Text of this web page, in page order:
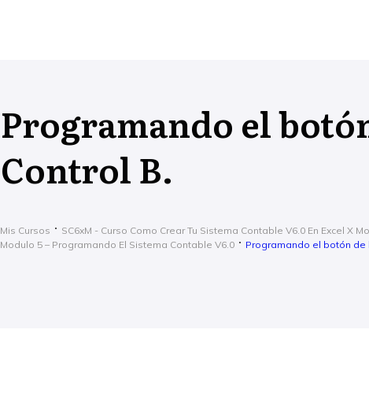
Programando el
Control B.
Mis Cursos
SC6xM - Curso Como Crear Tu Sistema Contable V6.0 En Excel X
Modulo 5 – Programando El Sistema Contable V6.0
Programando el botón de